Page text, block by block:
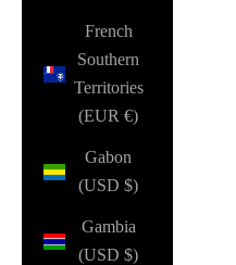
French
Southern
Territories
(EUR €)
Gabon
(USD $)
Gambia
(USD $)